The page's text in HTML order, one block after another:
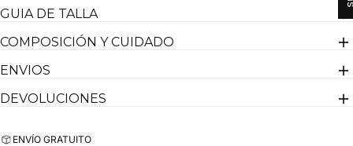
GUIA DE TALLA
COMPOSICIÓN Y CUIDADO
ENVIOS
DEVOLUCIONES
ENVÍO GRATUITO